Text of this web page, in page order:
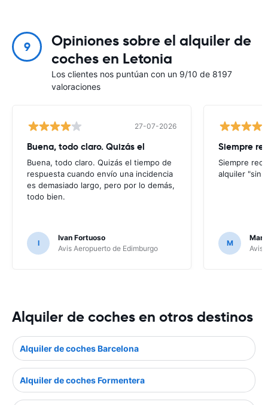
9
Opiniones sobre el alquiler de
coches en Letonia
Los clientes nos puntúan con un 9/10 de 8197
valoraciones
27-07-2026
Buena, todo claro. Quizás el
Buena, todo claro. Quizás el tiempo de
respuesta cuando envío una incidencia
es demasiado largo, pero por lo demás,
todo bien.
I
Ivan Fortuoso
Avis Aeropuerto de Edimburgo
Siempre
Siempre
alquiler "sin
M
Avis
Alquiler de coches en otros destinos
Alquiler de coches Barcelona
Alquiler de coches Formentera